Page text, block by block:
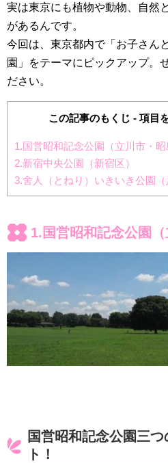
実は東京にも植物や動物、自然
があるんです。
今回は、東京都内で「お子さん
園」をテーマにピックアップ。
ださい。
この記事のもくじ - 項目
1.国営昭和記念公園（立川市・昭
2.新宿中央公園（新宿区）
3.舍人（とねり）いきいき公園（
1.国営昭和記念公園（
国営昭和記念公園三
ト！